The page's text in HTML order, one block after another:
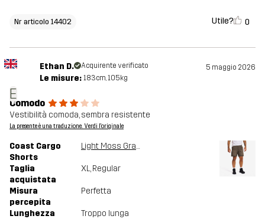
Nr articolo 14402 Utile? 0
E
Ethan D. Acquirente verificato 5 maggio 2026
Le misure: 183cm, 105kg
Comodo
Vestibilità comoda, sembra resistente
La presente è una traduzione. Verdi l'originale
Coast Cargo
Shorts
Light Moss Gray
Taglia
acquistata
XL, Regular
Misura
percepita
Perfetta
Lunghezza Troppo lunga